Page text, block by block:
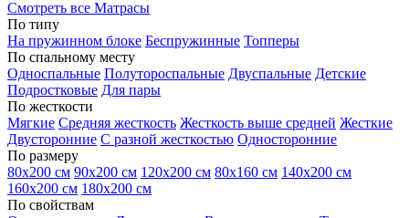
Смотреть все Матрасы
По типу
На пружинном блоке Беспружинные Топперы
По спальному месту
Односпальные Полутороспальные Двуспальные Детские
Подростковые Для пары
По жесткости
Мягкие Средняя жесткость Жесткость выше средней Жесткие
Двусторонние С разной жесткостью Односторонние
По размеру
80х200 см 90х200 см 120х200 см 80х160 см 140х200 см
160х200 см 180х200 см
По свойствам